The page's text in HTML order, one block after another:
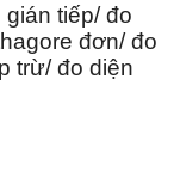
tiếp/ đo
đơn/ đo
trừ/ đo diện